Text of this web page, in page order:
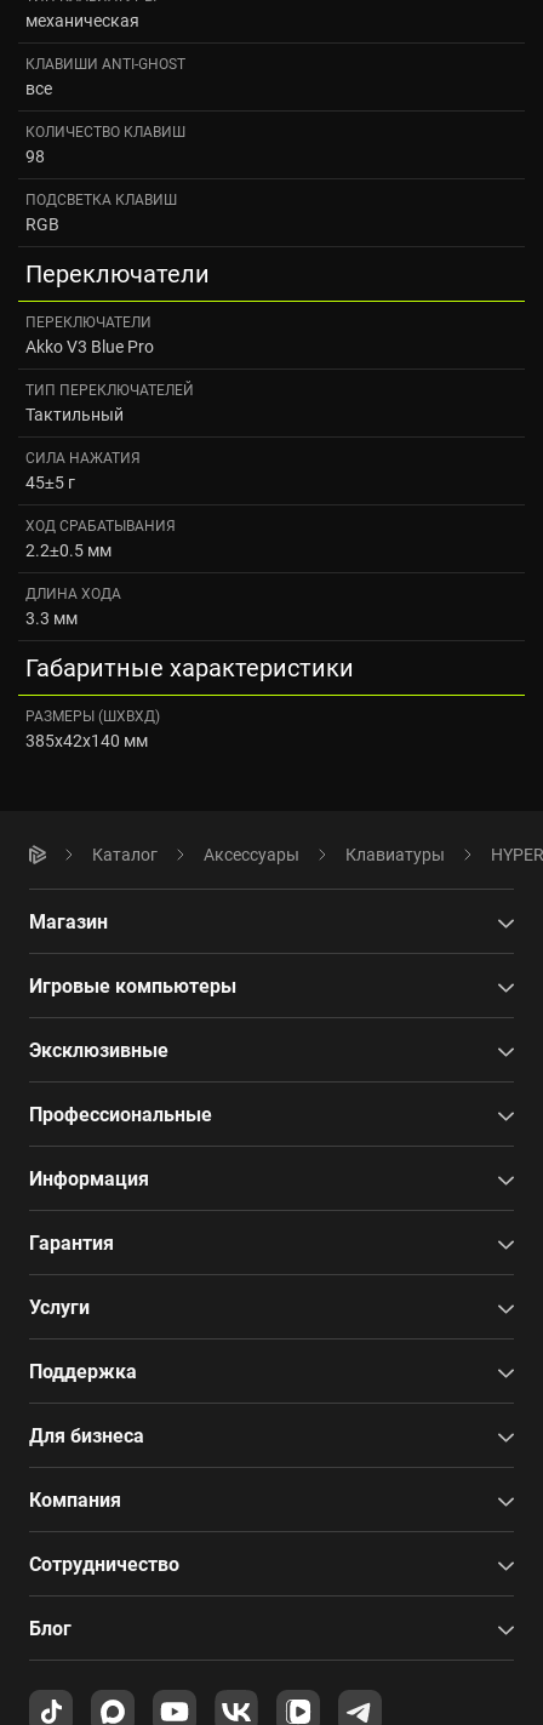
механическая
КЛАВИШИ ANTI-GHOST
все
КОЛИЧЕСТВО КЛАВИШ
98
ПОДСВЕТКА КЛАВИШ
RGB
Переключатели
ПЕРЕКЛЮЧАТЕЛИ
Akko V3 Blue Pro
ТИП ПЕРЕКЛЮЧАТЕЛЕЙ
Тактильный
СИЛА НАЖАТИЯ
45±5 г
ХОД СРАБАТЫВАНИЯ
2.2±0.5 мм
ДЛИНА ХОДА
3.3 мм
Габаритные характеристики
РАЗМЕРЫ (ШXВXД)
385x42x140 мм
Каталог Аксессуары Клавиатуры
Магазин
Игровые компьютеры
Эксклюзивные
Профессиональные
Информация
Гарантия
Услуги
Поддержка
Для бизнеса
Компания
Сотрудничество
Блог